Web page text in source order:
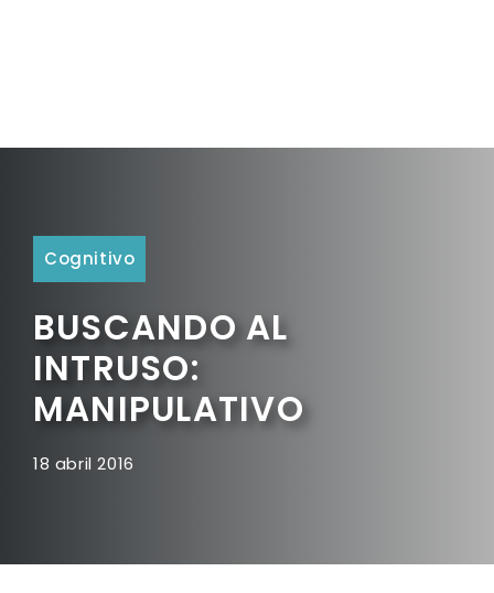
Cognitivo
BUSCANDO AL
INTRUSO:
MANIPULATIVO
18 abril 2016